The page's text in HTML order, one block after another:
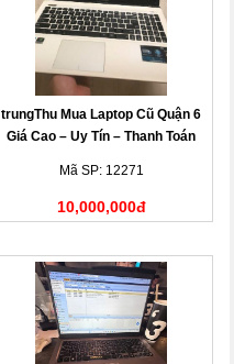
trungThu Mua Laptop Cũ Quận 6
Giá Cao – Uy Tín – Thanh Toán
Mã SP: 12271
10,000,000đ